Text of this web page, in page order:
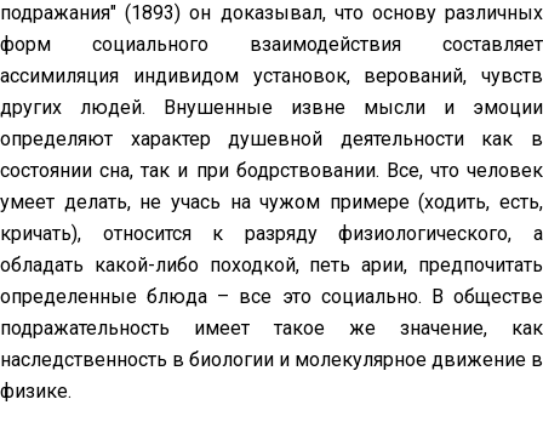
подражания" (1893) он доказывал, что основу различных
форм социального взаимодействия составляет
ассимиляция индивидом установок, верований, чувств
других людей. Внушенные извне мысли и эмоции
определяют характер душевной деятельности как в
состоянии сна, так и при бодрствовании. Все, что человек
умеет делать, не учась на чужом примере (ходить, есть,
кричать), относится к разряду физиологического, а
обладать какой-либо походкой, петь арии, предпочитать
определенные блюда – все это социально. В обществе
подражательность имеет такое же значение, как
наследственность в биологии и молекулярное движение в
физике.